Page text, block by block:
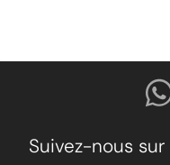
Suivez-nous sur